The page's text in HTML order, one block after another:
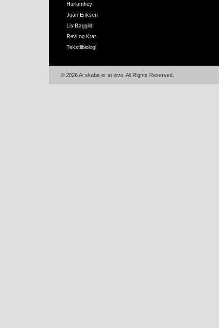
Hurlumhey
Joan Eriksen
Lis Bøggild
Revl og Krat
Tekstilbiologi
© 2026 At skabe er at leve. All Rights Reserved.